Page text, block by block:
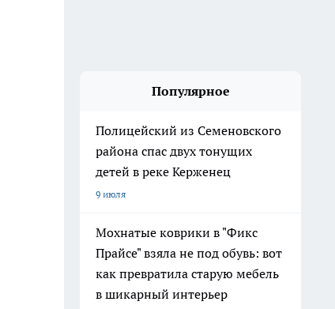
Популярное
Полицейский из Семеновского
района спас двух тонущих
детей в реке Керженец
9 июля
Мохнатые коврики в "Фикс
Прайсе" взяла не под обувь: вот
как превратила старую мебель
в шикарный интерьер